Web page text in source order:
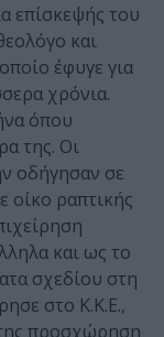
επίσκεψής του
και
έφυγε για
χρόνια.
όπου
της. Οι
οδήγησαν σε
οίκο ραπτικής
και ως το
σχεδίου στη
στο Κ.Κ.Ε.,
της προσχώρηση